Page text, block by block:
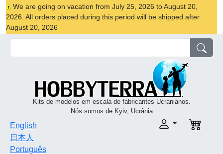
We are going on vacation from July 25, 2026 to August 20,
2026. All orders placed during this period will be shipped after
August 20, 2026
Kits de modelos em escala de fabricantes Ucranianos.
Nós somos de Kyiv, Ucrânia
English
日本人
Português